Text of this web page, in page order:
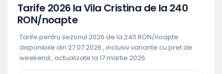
Tarife 2026 la Vila Cristina de la 240
RON/noapte
Tarife pentru sezonul 2026 de la 240 RON/noapte
disponibile din 27.07.2026 , inclusiv variante cu pret de
weekend , actualizate la 17 martie 2026.